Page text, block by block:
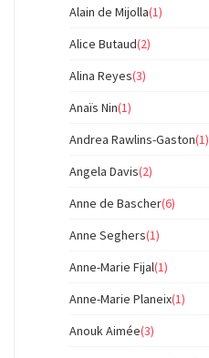
Alain de Mijolla(1)
Alice Butaud(2)
Alina Reyes(3)
Anaïs Nin(1)
Andrea Rawlins-Gaston(1)
Angela Davis(2)
Anne de Bascher(6)
Anne Seghers(1)
Anne-Marie Fijal(1)
Anne-Marie Planeix(1)
Anouk Aimée(3)